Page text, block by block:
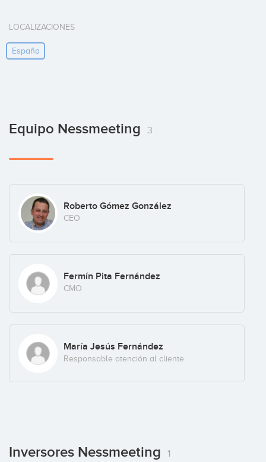
LOCALIZACIONES
España
Equipo Nessmeeting 3
Roberto Gómez González
CEO
Fermín Pita Fernández
CMO
María Jesús Fernández
Responsable atención al cliente
Inversores Nessmeeting 1